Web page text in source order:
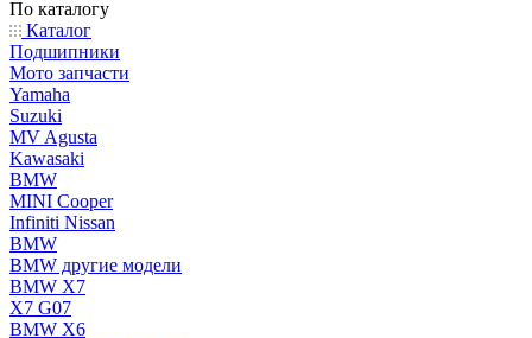
По каталогу
Каталог
Подшипники
Мото запчасти
Yamaha
Suzuki
MV Agusta
Kawasaki
BMW
MINI Cooper
Infiniti Nissan
BMW
BMW другие модели
BMW X7
X7 G07
BMW X6